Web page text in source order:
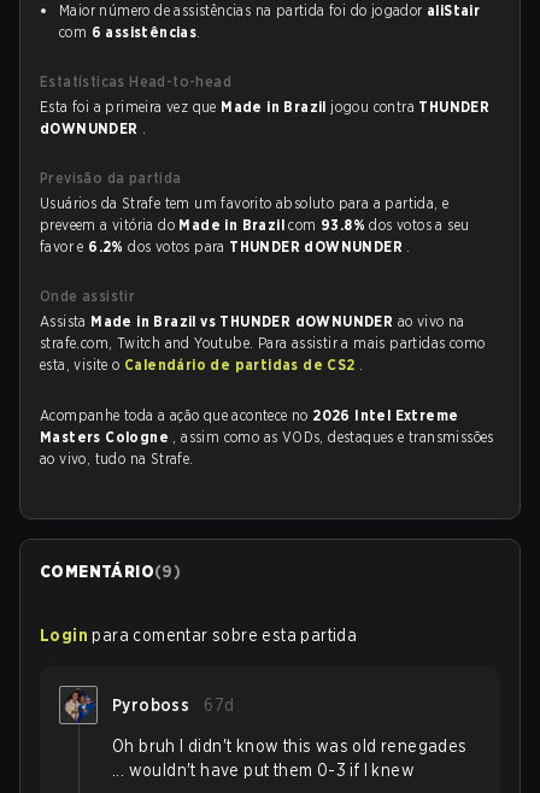
Maior número de assistências na partida foi do jogador aliStair
com 6 assistências.
Estatísticas Head-to-head
Esta foi a primeira vez que Made in Brazil jogou contra THUNDER
dOWNUNDER .
Previsão da partida
Usuários da Strafe tem um favorito absoluto para a partida, e
preveem a vitória do Made in Brazilcom 93.8%dos votos a seu
favor e 6.2%dos votos para THUNDER dOWNUNDER .
Onde assistir
Assista Made in Brazil vs THUNDER dOWNUNDER ao vivo na
strafe.com, Twitch and Youtube. Para assistir a mais partidas como
esta, visite o Calendário de partidas de CS2 .
Acompanhe toda a ação que acontece no 2026 Intel Extreme
Masters Cologne , assim como as VODs, destaques e transmissões
ao vivo, tudo na Strafe.
COMENTÁRIO(9)
Login para comentar sobre esta partida
Pyroboss 67d
Oh bruh I didn't know this was old renegades
... wouldn't have put them 0-3 if I knew